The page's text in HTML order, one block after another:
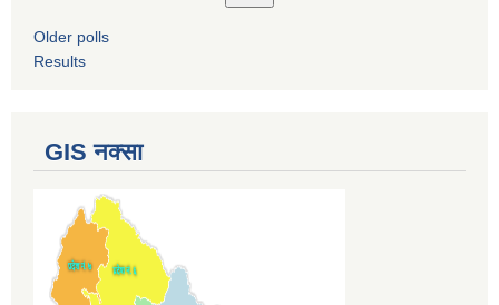
Older polls
Results
GIS नक्सा